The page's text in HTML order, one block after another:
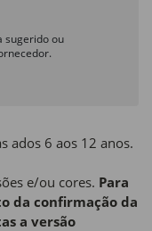
sugerido ou
ados 6 aos 12 anos.
e/ou cores. Para
da confirmação da
a versão